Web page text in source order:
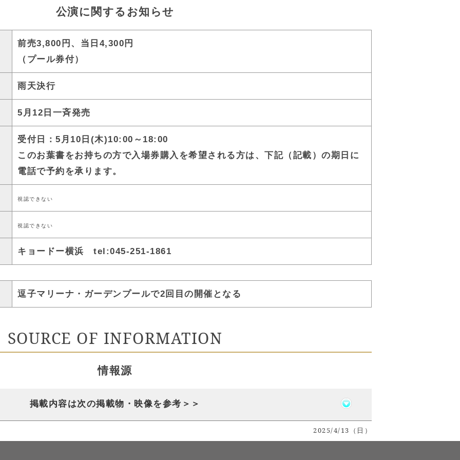
公演に関するお知らせ
前売3,800円、当日4,300円
（プール券付）
雨天決行
5月12日一斉発売
受付日：5月10日(木)10:00～18:00
このお葉書をお持ちの方で入場券購入を希望される方は、下記（記載）の期日に
電話で予約を承ります。
視認できない
視認できない
キョードー横浜 tel:045-251-1861
逗子マリーナ・ガーデンプールで2回目の開催となる
SOURCE OF INFORMATION
情報源
掲載内容は次の掲載物・映像を参考＞＞
2025/4/13（日）